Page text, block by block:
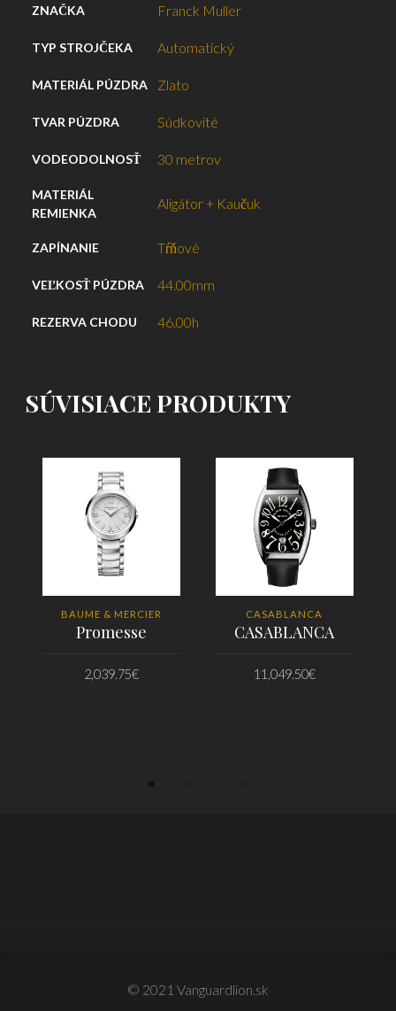
ZNAČKA Franck Muller
TYP STROJČEKA Automatický
MATERIÁL PÚZDRA Zlato
TVAR PÚZDRA Súdkovité
VODEODOLNOSŤ 30 metrov
MATERIÁL
REMIENKA
Aligátor + Kaučuk
ZAPÍNANIE Tŕňové
VEĽKOSŤ PÚZDRA 44.00mm
REZERVA CHODU 46.00h
SÚVISIACE PRODUKTY
BAUME & MERCIER
Promesse
2,039.75€
CASABLANCA
CASABLANCA
11,049.50€
© 2021 Vanguardlion.sk